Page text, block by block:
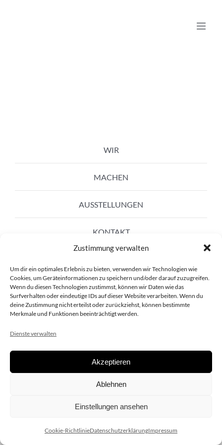
Zustimmung verwalten
Um dir ein optimales Erlebnis zu bieten, verwenden wir Technologien wie
Cookies, um Geräteinformationen zu speichern und/oder darauf zuzugreifen.
Wenn du diesen Technologien zustimmst, können wir Daten wie das
Surfverhalten oder eindeutige IDs auf dieser Website verarbeiten. Wenn du
deine Zustimmung nicht erteilst oder zurückziehst, können bestimmte
Merkmale und Funktionen beeinträchtigt werden.
Dienste verwalten
Akzeptieren
Ablehnen
Einstellungen ansehen
Cookie-RichtlinieDatenschutzerklärungImpressum
WIR
MACHEN
AUSSTELLUNGEN
KONTAKT
Copyright 2020 dieSCHAUsteller.at |Datenschützerklärung|
| Design:www.ARGEntur.at